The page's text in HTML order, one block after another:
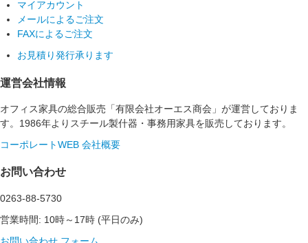
マイアカウント
メールによるご注文
FAXによるご注文
お見積り発行承ります
運営会社情報
オフィス家具の総合販売「有限会社オーエス商会」が運営しておりま
す。1986年よりスチール製什器・事務用家具を販売しております。
コーポレートWEB 会社概要
お問い合わせ
0263-88-5730
営業時間: 10時～17時 (平日のみ)
お問い合わせ フォーム